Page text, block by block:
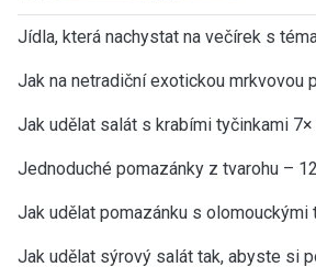
návod.
Všechny nové recepty, sezónní
Jídla, která nachystat na večírek s
Jak na netradiční exotickou mrkvovou
Jak udělat salát s krabími tyčinkami
Jednoduché pomazánky z tvarohu –
Jak udělat pomazánku s olomouckými
Jak udělat sýrový salát tak, abyste si